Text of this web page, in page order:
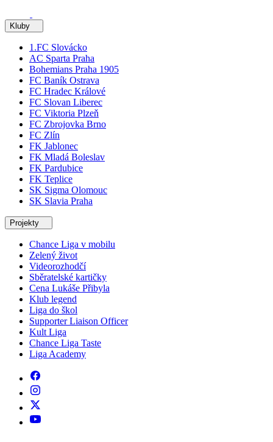
Kluby
1.FC Slovácko
AC Sparta Praha
Bohemians Praha 1905
FC Baník Ostrava
FC Hradec Králové
FC Slovan Liberec
FC Viktoria Plzeň
FC Zbrojovka Brno
FC Zlín
FK Jablonec
FK Mladá Boleslav
FK Pardubice
FK Teplice
SK Sigma Olomouc
SK Slavia Praha
Projekty
Chance Liga v mobilu
Zelený život
Videorozhodčí
Sběratelské kartičky
Cena Lukáše Přibyla
Klub legend
Liga do škol
Supporter Liaison Officer
Kult Liga
Chance Liga Taste
Liga Academy